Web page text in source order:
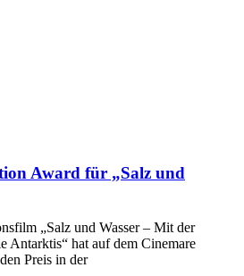
Award für „Salz und
„Salz und Wasser – Mit der
Antarktis“ hat auf dem Cinemare
Preis in der